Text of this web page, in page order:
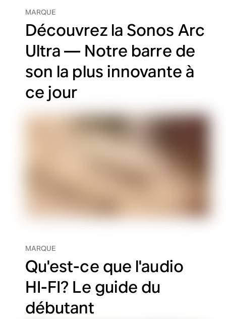
MARQUE
Découvrez la Sonos Arc
Ultra — Notre barre de
son la plus innovante à
ce jour
MARQUE
Qu'est-ce que l'audio
HI-FI? Le guide du
débutant